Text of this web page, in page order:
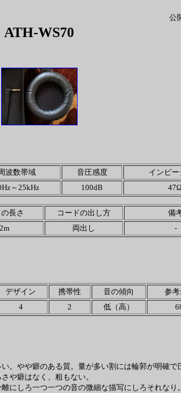
ATH-WS70
。やや癖のある質。量が多い割には輪郭が明確
や癖はなく、粗もない。
にしろ一つ一つの音の微細な描写にしろそれな
波数帯域 音圧感度
インピー
～25kHz 100dB 47Ω
長さ コードの出し方
備
両出し -
デザイン 携帯性 音の傾向
参
4 2 低（高）
公